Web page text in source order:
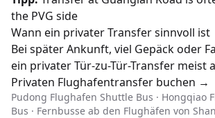
the PVG side
Wann ein privater Transfer sinnvoll ist
Bei später Ankunft, viel Gepäck oder
ein privater Tür-zu-Tür-Transfer meist
Privaten Flughafentransfer buchen →
Pudong Flughafen Shuttle Bus · Hongqiao
Bus · Fernbusse ab den Flughäfen von